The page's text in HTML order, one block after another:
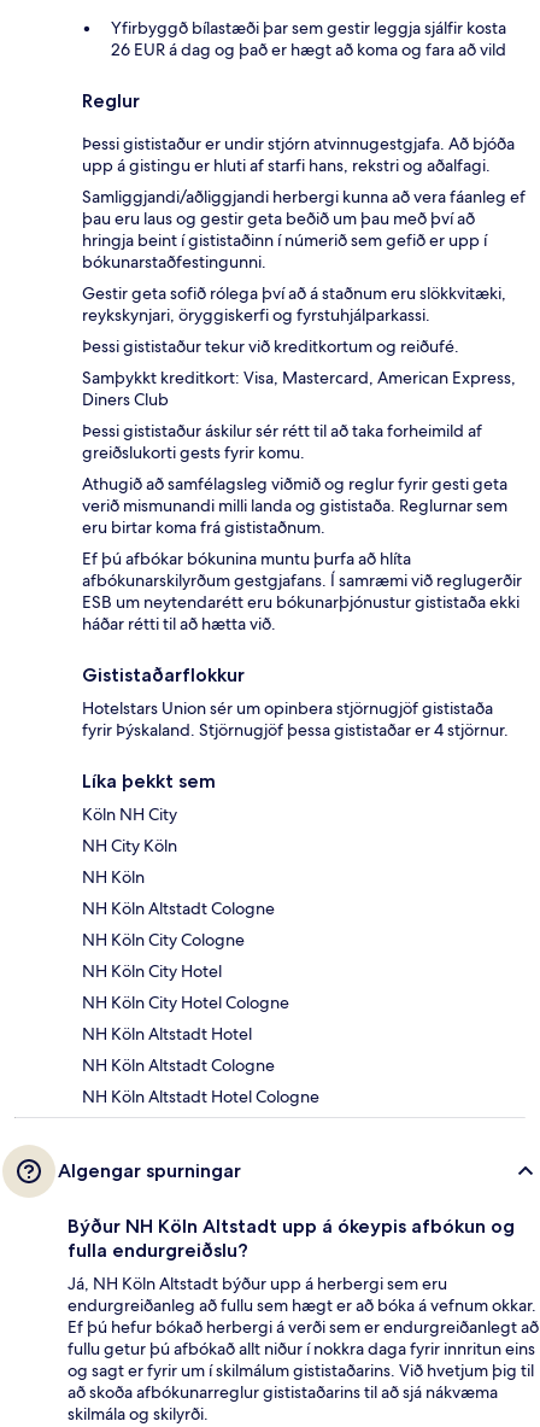
Yfirbyggð bílastæði þar sem gestir leggja sjálfir kosta
26 EUR á dag og það er hægt að koma og fara að vild
Reglur
Þessi gististaður er undir stjórn atvinnugestgjafa. Að bjóða
upp á gistingu er hluti af starfi hans, rekstri og aðalfagi.
Samliggjandi/aðliggjandi herbergi kunna að vera fáanleg ef
þau eru laus og gestir geta beðið um þau með því að
hringja beint í gististaðinn í númerið sem gefið er upp í
bókunarstaðfestingunni.
Gestir geta sofið rólega því að á staðnum eru slökkvitæki,
reykskynjari, öryggiskerfi og fyrstuhjálparkassi.
Þessi gististaður tekur við kreditkortum og reiðufé.
Samþykkt kreditkort: Visa, Mastercard, American Express,
Diners Club
Þessi gististaður áskilur sér rétt til að taka forheimild af
greiðslukorti gests fyrir komu.
Athugið að samfélagsleg viðmið og reglur fyrir gesti geta
verið mismunandi milli landa og gististaða. Reglurnar sem
eru birtar koma frá gististaðnum.
Ef þú afbókar bókunina muntu þurfa að hlíta
afbókunarskilyrðum gestgjafans. Í samræmi við reglugerðir
ESB um neytendarétt eru bókunarþjónustur gististaða ekki
háðar rétti til að hætta við.
Gististaðarflokkur
Hotelstars Union sér um opinbera stjörnugjöf gististaða
fyrir Þýskaland. Stjörnugjöf þessa gististaðar er 4 stjörnur.
Líka þekkt sem
Köln NH City
NH City Köln
NH Köln
NH Köln Altstadt Cologne
NH Köln City Cologne
NH Köln City Hotel
NH Köln City Hotel Cologne
NH Köln Altstadt Hotel
NH Köln Altstadt Cologne
NH Köln Altstadt Hotel Cologne
Algengar spurningar
Býður NH Köln Altstadt upp á ókeypis afbókun og
fulla endurgreiðslu?
Já, NH Köln Altstadt býður upp á herbergi sem eru
endurgreiðanleg að fullu sem hægt er að bóka á vefnum okkar.
Ef þú hefur bókað herbergi á verði sem er endurgreiðanlegt að
fullu getur þú afbókað allt niður í nokkra daga fyrir innritun eins
og sagt er fyrir um í skilmálum gististaðarins. Við hvetjum þig til
að skoða afbókunarreglur gististaðarins til að sjá nákvæma
skilmála og skilyrði.